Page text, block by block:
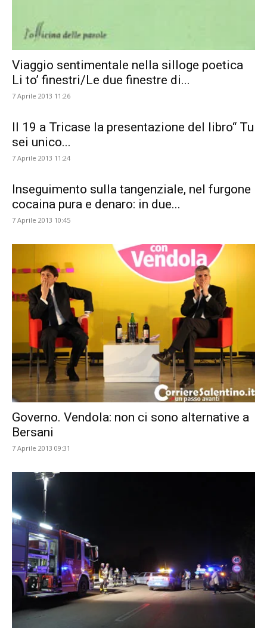
Viaggio sentimentale nella silloge poetica
Li to’ finestri/Le due finestre di...
7 Aprile 2013 11:26
Il 19 a Tricase la presentazione del libro“ Tu
sei unico...
7 Aprile 2013 11:24
Inseguimento sulla tangenziale, nel furgone
cocaina pura e denaro: in due...
7 Aprile 2013 10:45
Governo. Vendola: non ci sono alternative a
Bersani
7 Aprile 2013 09:31